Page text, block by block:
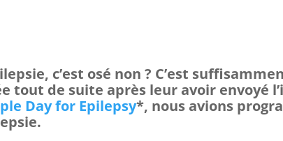
c’est osé non ? C’est
tout de suite après leur avoir envoyé
Day for Epilepsy*, nous avions